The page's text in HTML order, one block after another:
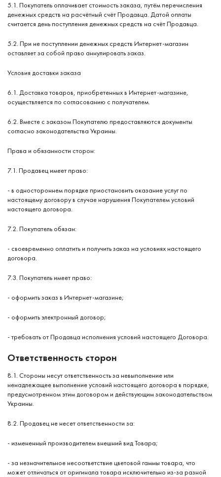
5.1. Покупатель оплачивает стоимость заказа, путём перечисления
денежных средств на расчётный счёт Продавца. Датой оплаты
считается день поступления денежных средств на счёт Продавца.
5.2. При не поступлении денежных средств Интернет-магазин
оставляет за собой право аннулировать заказ.
Условия доставки заказа
6.1. Доставка товаров, приобретенных в Интернет-магазине,
осуществляется по согласованию с получателем.
6.2. Вместе с заказом Покупателю предоставляются документы
согласно законодательства Украины.
Права и обязанности сторон:
7.1. Продавец имеет право:
- в одностороннем порядке приостановить оказание услуг по
настоящему договору в случае нарушения Покупателем условий
настоящего договора.
7.2. Покупатель обязан:
- своевременно оплатить и получить заказ на условиях настоящего
договора.
7.3. Покупатель имеет право:
- оформить заказ в Интернет-магазине;
- оформить электронный договор;
- требовать от Продавца исполнения условий настоящего Договора.
Ответственность сторон
8.1. Стороны несут ответственность за невыполнение или
ненадлежащее выполнение условий настоящего договора в порядке,
предусмотренном этим договором и действующим законодательством
Украины.
8.2. Продавец не несет ответственности за:
- измененный производителем внешний вид Товара;
- за незначительное несоответствие цветовой гаммы товара, что
может отличаться от оригинала товара исключительно из-за разной